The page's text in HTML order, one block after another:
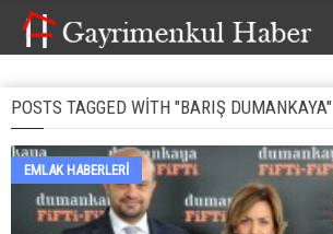
POSTS TAGGED WITH "BARIŞ DUMANKAYA"
EMLAK HABERLERI